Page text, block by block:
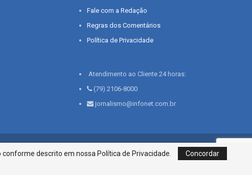
Fale com a Redação
Regras dos Comentários
Política de Privacidade
Atendimento ao Cliente 24 horas:
(79) 2106-8000
jornalismo@infonet.com.br
276, Bairro São José | Aracaju-SE, CEP 49015-030, Fone: 79.2106.8000 - CI
Centro de Informações LTDA
descrito em nossa Política de Privacidade.
Concordar